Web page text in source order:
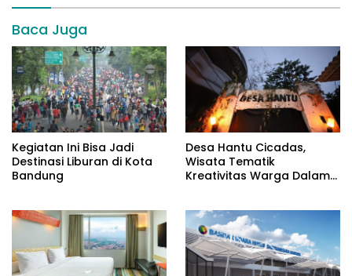
Baca Juga
Kegiatan Ini Bisa Jadi
Destinasi Liburan di Kota
Bandung
Desa Hantu Cicadas,
Wisata Tematik
Kreativitas Warga Dalam